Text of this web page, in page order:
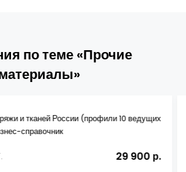
по теме «Прочие
и тканей России (профили 10 ведущих
справочник
29 900 р.